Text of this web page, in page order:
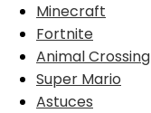
Minecraft
Fortnite
Animal Crossing
Super Mario
Astuces